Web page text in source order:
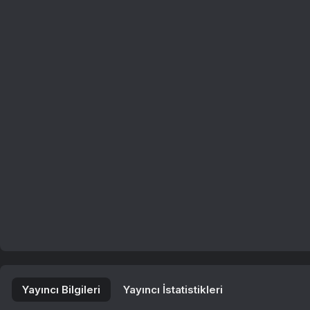
Yayıncı Bilgileri Yayıncı İstatistikleri